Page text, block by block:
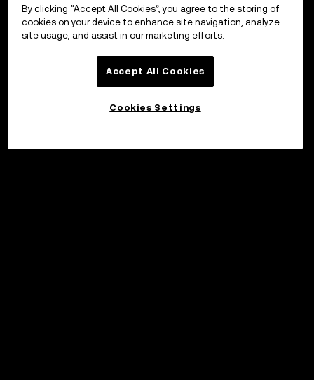
By clicking “Accept All Cookies”, you agree to the storing of
cookies on your device to enhance site navigation, analyze
site usage, and assist in our marketing efforts.
Accept All Cookies
Cookies Settings